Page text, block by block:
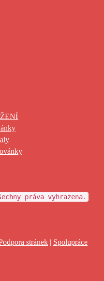
práva vyhrazena.
stránek| Spolupráce